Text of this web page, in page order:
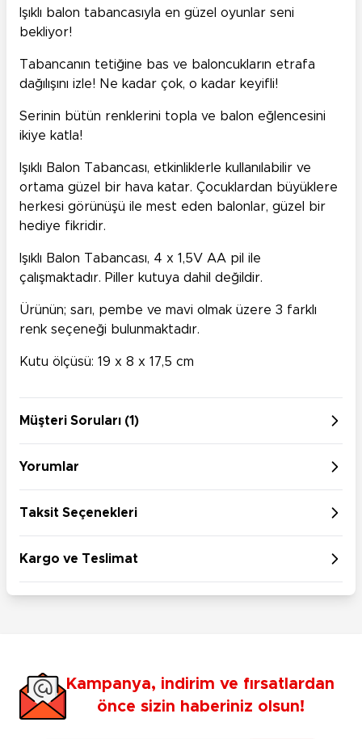
Işıklı balon tabancasıyla en güzel oyunlar seni
bekliyor!
Tabancanın tetiğine bas ve baloncukların etrafa
dağılışını izle! Ne kadar çok, o kadar keyifli!
Serinin bütün renklerini topla ve balon eğlencesini
ikiye katla!
Işıklı Balon Tabancası, etkinliklerle kullanılabilir ve
ortama güzel bir hava katar. Çocuklardan büyüklere
herkesi görünüşü ile mest eden balonlar, güzel bir
hediye fikridir.
Işıklı Balon Tabancası, 4 x 1,5V AA pil ile
çalışmaktadır. Piller kutuya dahil değildir.
Ürünün; sarı, pembe ve mavi olmak üzere 3 farklı
renk seçeneği bulunmaktadır.
Kutu ölçüsü: 19 x 8 x 17,5 cm
Müşteri Soruları (1)
Yorumlar
Taksit Seçenekleri
Kargo ve Teslimat
Kampanya, indirim ve fırsatlardan
önce sizin haberiniz olsun!